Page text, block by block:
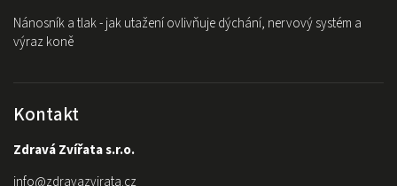
Nánosník a tlak - jak utažení ovlivňuje dýchání, nervový systém a
výraz koně
Kontakt
Zdravá Zvířata s.r.o.
info@zdravazvirata.cz